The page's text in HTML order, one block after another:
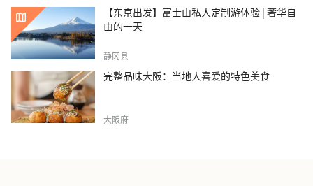
【东京出发】富士山私人定制游体验 | 奢华自
由的一天
静冈县
完整品味大阪：当地人喜爱的特色美食
大阪府